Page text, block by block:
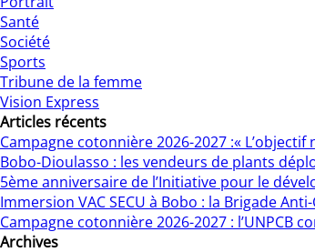
Santé
Société
Sports
Tribune de la femme
Vision Express
Articles récents
Campagne cotonnière 2026-2027 :«
Bobo-Dioulasso : les vendeurs de plants
5ème anniversaire de l’Initiative pour le
Immersion VAC SECU à Bobo : la Brigade
Campagne cotonnière 2026-2027 : l’UNPCB
Archives